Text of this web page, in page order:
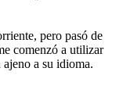
pero pasó de
comenzó a utilizar
a su idioma.